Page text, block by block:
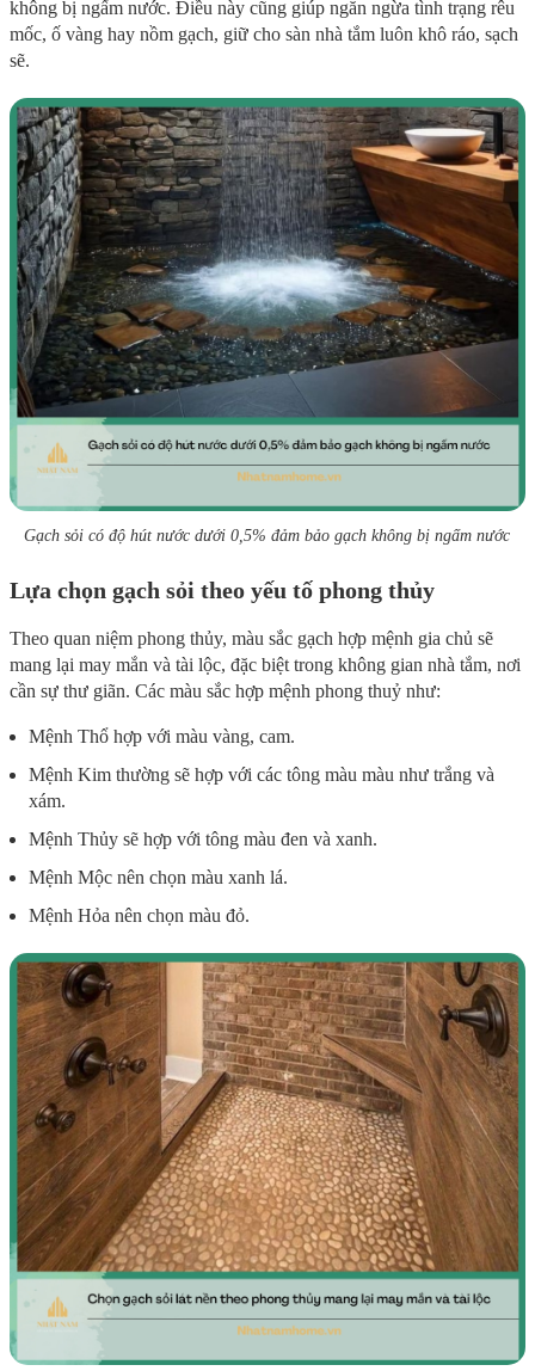
không bị ngấm nước. Điều này cũng giúp ngăn ngừa tình trạng rêu
mốc, ố vàng hay nồm gạch, giữ cho sàn nhà tắm luôn khô ráo, sạch
sẽ.
Gạch sỏi có độ hút nước dưới 0,5% đảm bảo gạch không bị ngấm nước
Lựa chọn gạch sỏi theo yếu tố phong thủy
Theo quan niệm phong thủy, màu sắc gạch hợp mệnh gia chủ sẽ
mang lại may mắn và tài lộc, đặc biệt trong không gian nhà tắm, nơi
cần sự thư giãn. Các màu sắc hợp mệnh phong thuỷ như:
Mệnh Thổ hợp với màu vàng, cam.
Mệnh Kim thường sẽ hợp với các tông màu màu như trắng và
xám.
Mệnh Thủy sẽ hợp với tông màu đen và xanh.
Mệnh Mộc nên chọn màu xanh lá.
Mệnh Hỏa nên chọn màu đỏ.